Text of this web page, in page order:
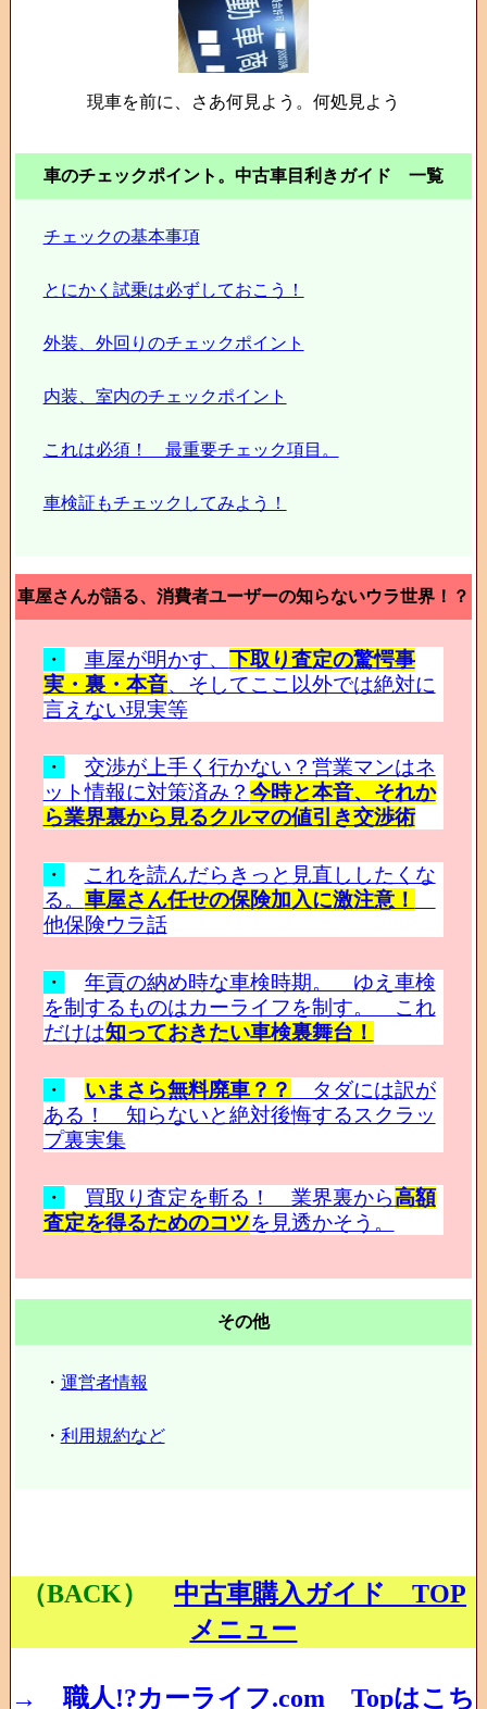
現車を前に、さあ何見よう。何処見よう
車のチェックポイント。中古車目利きガイド 一覧
チェックの基本事項
とにかく試乗は必ずしておこう！
外装、外回りのチェックポイント
内装、室内のチェックポイント
これは必須！ 最重要チェック項目。
車検証もチェックしてみよう！
車屋さんが語る、消費者ユーザーの知らないウラ世界！？
・ 車屋が明かす、 下取り査定の驚愕事
実・裏・本音、そしてここ以外では絶対に
言えない現実等
・
交渉が上手く行かない？営業マンはネ
ット情報に対策済み？ 今時と本音、それか
ら業界裏から見るクルマの値引き交渉術
・
これを読んだらきっと見直ししたくな
る。 車屋さん任せの保険加入に激注意！
他保険ウラ話
・
年貢の納め時な車検時期。 ゆえ車検
を制するものはカーライフを制す。 これ
だけは知っておきたい車検裏舞台！
・ いまさら無料廃車？？
タダには訳が
ある！ 知らないと絶対後悔するスクラッ
プ裏実集
・ 買取り査定を斬る！ 業界裏から高額
査定を得るためのコツを見透かそう。
その他
・ 運営者情報
・ 利用規約など
（BACK） 中古車購入ガイド TOP
メニュー
→ 職人!?カーライフ.com Topはこち